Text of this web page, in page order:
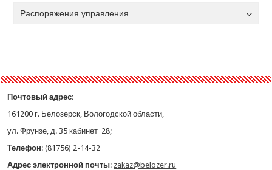
Распоряжения управления
Почтовый адрес:
161200 г. Белозерск, Вологодской области,
ул. Фрунзе, д. 35 кабинет 28;
Телефон: (81756) 2-14-32
Адрес электронной почты: zakaz@belozer.ru